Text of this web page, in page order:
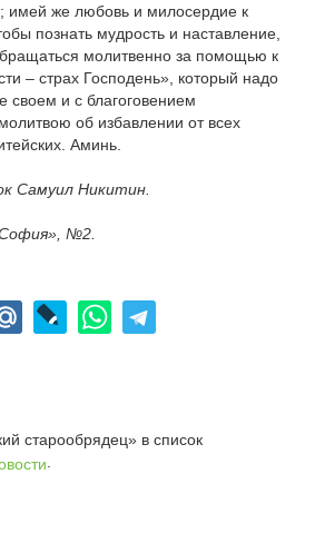
имей же любовь и милосердие к
познать мудрость и наставление,
молитвенно за помощью к
– страх Господень», который надо
своем и с благоговением
об избавлении от всех
Аминь.
Самуил Никитин.
№2.
старообрядец» в список
.